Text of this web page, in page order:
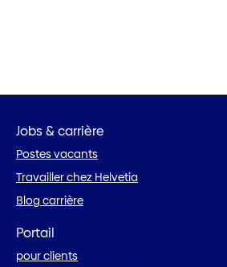
Jobs & carrière
Postes vacants
Travailler chez Helvetia
Blog carrière
Portail
pour clients